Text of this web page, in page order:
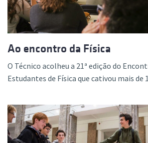
Ao encontro da Física
O Técnico acolheu a 21ª edição do
Estudantes de Física que cativou mais de